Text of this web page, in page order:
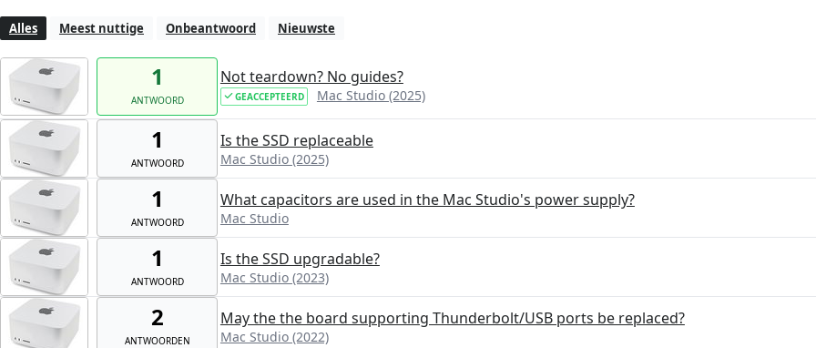
Alles Meest nuttige Onbeantwoord Nieuwste
1
ANTWOORD
Not teardown? No guides?
GEACCEPTEERD Mac Studio (2025)
1
ANTWOORD
Is the SSD replaceable
Mac Studio (2025)
1
ANTWOORD
What capacitors are used in the Mac Studio's power supply?
Mac Studio
1
ANTWOORD
Is the SSD upgradable?
Mac Studio (2023)
2
ANTWOORDEN
May the the board supporting Thunderbolt/USB ports be replaced?
Mac Studio (2022)